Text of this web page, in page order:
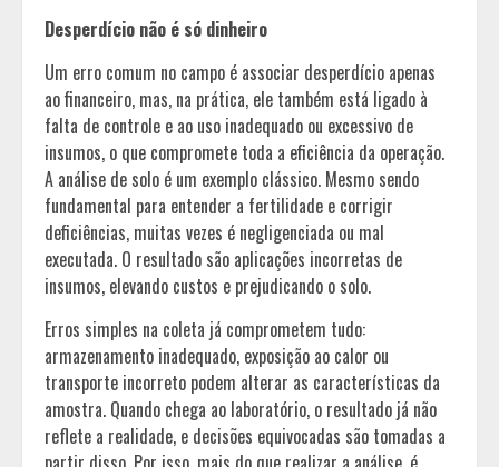
Desperdício não é só dinheiro
Um erro comum no campo é associar desperdício apenas
ao financeiro, mas, na prática, ele também está ligado à
falta de controle e ao uso inadequado ou excessivo de
insumos, o que compromete toda a eficiência da operação.
A análise de solo é um exemplo clássico. Mesmo sendo
fundamental para entender a fertilidade e corrigir
deficiências, muitas vezes é negligenciada ou mal
executada. O resultado são aplicações incorretas de
insumos, elevando custos e prejudicando o solo.
Erros simples na coleta já comprometem tudo:
armazenamento inadequado, exposição ao calor ou
transporte incorreto podem alterar as características da
amostra. Quando chega ao laboratório, o resultado já não
reflete a realidade, e decisões equivocadas são tomadas a